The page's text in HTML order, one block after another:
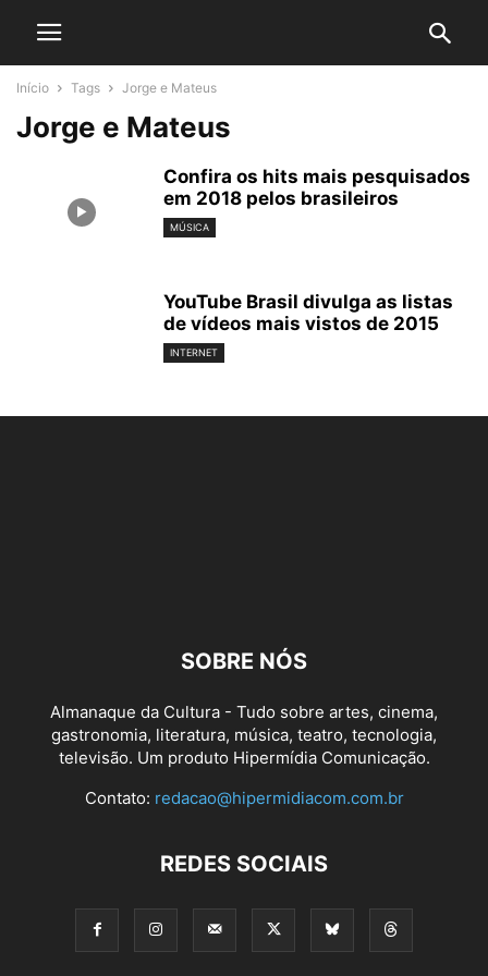
Início Tags Jorge e Mateus
Jorge e Mateus
Confira os hits mais pesquisados
em 2018 pelos brasileiros
MÚSICA
YouTube Brasil divulga as listas
de vídeos mais vistos de 2015
INTERNET
SOBRE NÓS
Almanaque da Cultura - Tudo sobre artes, cinema,
gastronomia, literatura, música, teatro, tecnologia,
televisão. Um produto Hipermídia Comunicação.
Contato: redacao@hipermidiacom.com.br
REDES SOCIAIS